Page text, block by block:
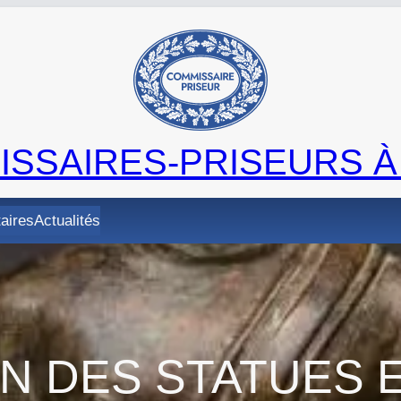
PRISEURS
Actualités
DES STATUES